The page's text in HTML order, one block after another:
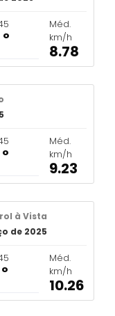
Méd.
km/h
8.78
Méd.
km/h
9.23
à Vista
de 2025
Méd.
km/h
10.26